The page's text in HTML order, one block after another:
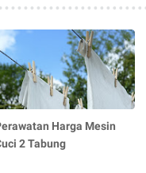
Harga Mesin
2 Tabung